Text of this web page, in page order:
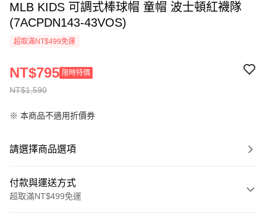
MLB KIDS 可調式棒球帽 童帽 波士頓紅襪隊
(7ACPDN143-43VOS)
超取滿NT$499免運
NT$1,590
NT$795 限時特價
※ 本商品不適用折價券
請選擇商品選項
付款與運送方式
超取滿NT$499免運